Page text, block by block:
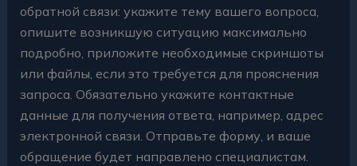
обратной связи: укажите тему вашего вопроса,
опишите возникшую ситуацию максимально
подробно, приложите необходимые скриншоты
или файлы, если это требуется для прояснения
запроса. Обязательно укажите контактные
данные для получения ответа, например, адрес
электронной связи. Отправьте форму, и ваше
обращение будет направлено специалистам.